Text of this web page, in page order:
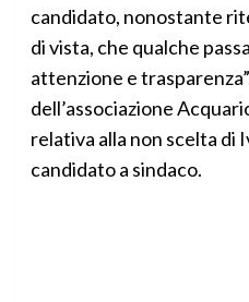
candidato, nonostante
di vista, che qualche
attenzione e
dell’associazione
relativa alla non scelta di
candidato a sindaco.